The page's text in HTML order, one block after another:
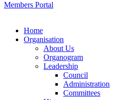
Members Portal
Home
Organisation
About Us
Organogram
Leadership
Council
Administration
Committees